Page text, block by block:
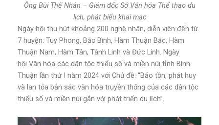
Ông Bùi Thế Nhân – Giám đốc Sở Văn hóa Thể thao du
lịch, phát biểu khai mạc
Ngày hội thu hút khoảng 200 nghệ nhân, diễn viên đến từ
7 huyện: Tuy Phong, Bắc Bình, Hàm Thuận Bắc, Hàm
Thuận Nam, Hàm Tân, Tánh Linh và Đức Linh. Ngày
hội Văn hóa các dân tộc thiểu số và miền núi tỉnh Bình
Thuận lần thứ I năm 2024 với Chủ đề: “Bảo tồn, phát huy
và lan tỏa bản sắc văn hóa truyền thống của các dân tộc
thiểu số và miền núi gắn với phát triển du lịch”.